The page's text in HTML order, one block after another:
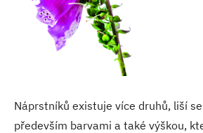
Náprstníků existuje více druhů, liší
především barvami a také výškou,